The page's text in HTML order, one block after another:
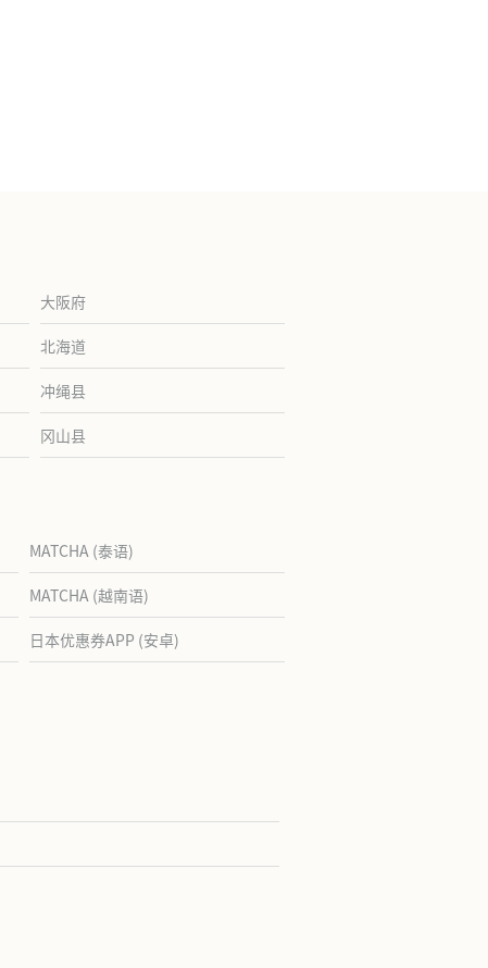
大阪府
北海道
冲绳县
冈山县
MATCHA (泰语)
MATCHA (越南语)
日本优惠券APP (安卓)